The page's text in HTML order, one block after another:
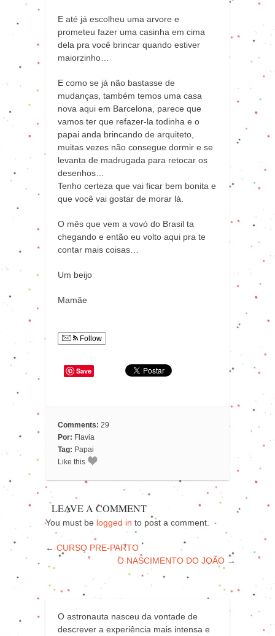
E até já escolheu uma arvore e
prometeu fazer uma casinha em cima
dela pra você brincar quando estiver
maiorzinho…
E como se já não bastasse de
mudanças, também temos uma casa
nova aqui em Barcelona, parece que
vamos ter que refazer-la todinha e o
papai anda brincando de arquiteto,
muitas vezes não consegue dormir e se
levanta de madrugada para retocar os
desenhos…
Tenho certeza que vai ficar bem bonita e
que você vai gostar de morar lá.
O mês que vem a vovó do Brasil ta
chegando e então eu volto aqui pra te
contar mais coisas…
Um beijo
Mamãe
Follow
Save
Comments: 29
Por: Flavia
Tag: Papai
Like this
LEAVE A COMMENT
You must be logged in to post a comment.
← CURSO PRE-PARTO
O NASCIMENTO DO JOÃO →
O astronauta nasceu da vontade de
descrever a experiência mais intensa e